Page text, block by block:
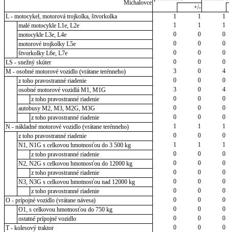
Michalovce
+/-
L - motocykel, motorová trojkolka, štvorkolka
1 1
1
malé motocykle L1e, L2e
1 1
1
motocykle L3e, L4e
0 0
0
motorové trojkolky L5e
0 0
0
štvorkolky L6e, L7e
0 0
0
LS - snežný skúter
0 0
0
M - osobné motorové vozidlo (vrátane terénneho)
3 0
4
z toho pravostranné riadenie
0 0
0
osobné motorové vozidlá M1, M1G
3 0
4
z toho pravostranné riadenie
0 0
0
autobusy M2, M3, M2G, M3G
0 0
0
z toho pravostranné riadenie
0 0
0
N - nákladné motorové vozidlo (vrátane terénneho)
1 1
1
z toho pravostranné riadenie
0 0
0
N1, N1G s celkovou hmotnosťou do 3 500 kg
1 1
1
z toho pravostranné riadenie
0 0
0
N2, N2G s celkovou hmotnosťou do 12000 kg
0 0
0
z toho pravostranné riadenie
0 0
0
N3, N3G s celkovou hmotnosťou nad 12000 kg
0 0
0
z toho pravostranné riadenie
0 0
0
O - prípojné vozidlo (vrátane návesa)
0 0
0
O1, s celkovou hmotnosťou do 750 kg
0 0
0
ostatné prípojné vozidlo
0 0
0
T - kolesový traktor
0 0
0